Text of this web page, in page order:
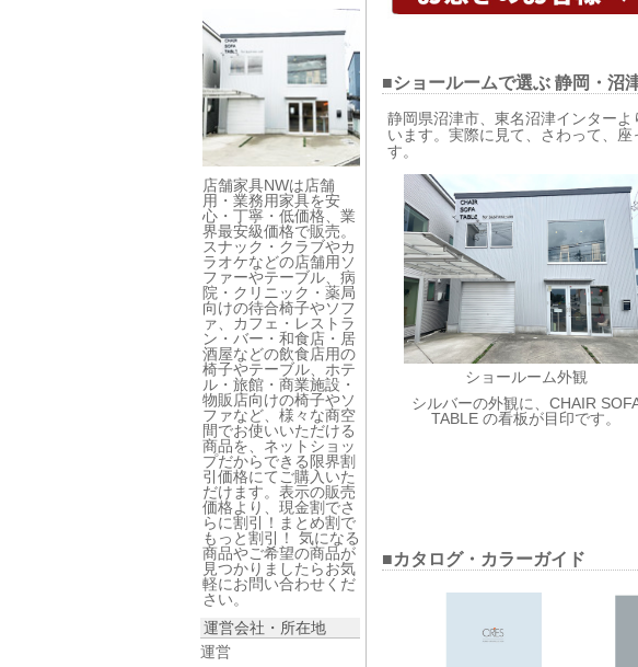
店舗家具NWは店舗
用・業務用家具を安
心・丁寧・低価格、業
界最安級価格で販売。
スナック・クラブやカ
ラオケなどの店舗用ソ
ファーやテーブル、病
院・クリニック・薬局
向けの待合椅子やソフ
ァ、カフェ・レストラ
ン・バー・和食店・居
酒屋などの飲食店用の
椅子やテーブル、ホテ
ル・旅館・商業施設・
物販店向けの椅子やソ
ファなど、様々な商空
間でお使いいただける
商品を、ネットショッ
プだからできる限界割
引価格にてご購入いた
だけます。表示の販売
価格より、現金割でさ
らに割引！まとめ割で
もっと割引！ 気になる
商品やご希望の商品が
見つかりましたらお気
軽にお問い合わせくだ
さい。
運営会社・所在地
運営
■ショールームで選ぶ静岡・沼
静岡県沼津市、東名沼津インター
います。実際に見て、さわって、
す。
ショールーム外観
シルバーの外観に、CHAIR
TABLE の看板が目印です。
■カタログ・カラーガイド